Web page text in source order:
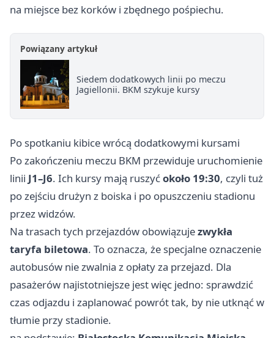
na miejsce bez korków i zbędnego pośpiechu.
Powiązany artykuł
Siedem dodatkowych linii po meczu
Jagiellonii. BKM szykuje kursy
Po spotkaniu kibice wrócą dodatkowymi kursami
Po zakończeniu meczu BKM przewiduje uruchomienie
linii J1–J6. Ich kursy mają ruszyćokoło 19:30, czyli tuż
po zejściu drużyn z boiska i po opuszczeniu stadionu
przez widzów.
Na trasach tych przejazdów obowiązujezwykła
taryfa biletowa. To oznacza, że specjalne oznaczenie
autobusów nie zwalnia z opłaty za przejazd. Dla
pasażerów najistotniejsze jest więc jedno: sprawdzić
czas odjazdu i zaplanować powrót tak, by nie utknąć w
tłumie przy stadionie.